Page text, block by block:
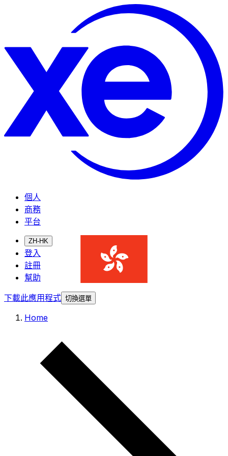
個人
商務
平台
ZH-HK
登入
註冊
幫助
下載此應用程式 切換選單
Home